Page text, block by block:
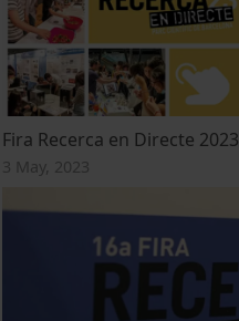
Fira Recerca en Directe 2023
3 May, 2023